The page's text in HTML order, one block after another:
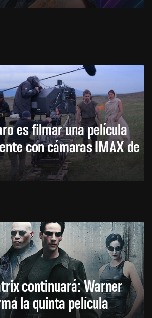
es filmar una película
con cámaras IMAX de
continuará: Warner
la quinta película